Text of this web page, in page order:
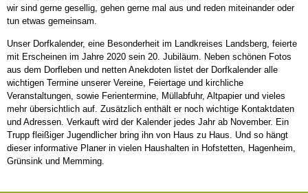
wir sind gerne gesellig, gehen gerne mal aus und reden miteinander oder
tun etwas gemeinsam.
Unser Dorfkalender, eine Besonderheit im Landkreises Landsberg, feierte
mit Erscheinen im Jahre 2020 sein 20. Jubiläum. Neben schönen Fotos
aus dem Dorfleben und netten Anekdoten listet der Dorfkalender alle
wichtigen Termine unserer Vereine, Feiertage und kirchliche
Veranstaltungen, sowie Ferientermine, Müllabfuhr, Altpapier und vieles
mehr übersichtlich auf. Zusätzlich enthält er noch wichtige Kontaktdaten
und Adressen. Verkauft wird der Kalender jedes Jahr ab November. Ein
Trupp fleißiger Jugendlicher bring ihn von Haus zu Haus. Und so hängt
dieser informative Planer in vielen Haushalten in Hofstetten, Hagenheim,
Grünsink und Memming.